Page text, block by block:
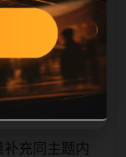
浏览。同站连
补充不同关键
则保留清晰入
实浏览器复查
速度。
充同主题内